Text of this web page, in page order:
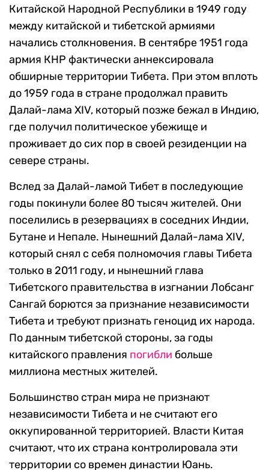
Китайской Народной Республики в 1949 году
между китайской и тибетской армиями
начались столкновения. В сентябре 1951 года
армия КНР фактически аннексировала
обширные территории Тибета. При этом вплоть
до 1959 года в стране продолжал править
Далай-лама XIV, который позже бежал в Индию,
где получил политическое убежище и
проживает до сих пор в своей резиденции на
севере страны.
Вслед за Далай-ламой Тибет в последующие
годы покинули более 80 тысяч жителей. Они
поселились в резервациях в соседних Индии,
Бутане и Непале. Нынешний Далай-лама XIV,
который снял с себя полномочия главы Тибета
только в 2011 году, и нынешний глава
Тибетского правительства в изгнании Лобсанг
Сангай борются за признание независимости
Тибета и требуют признать геноцид их народа.
По данным тибетской стороны, за годы
китайского правления погибли больше
миллиона местных жителей.
Большинство стран мира не признают
независимости Тибета и не считают его
оккупированной территорией. Власти Китая
считают, что их страна контролировала эти
территории со времен династии Юань.